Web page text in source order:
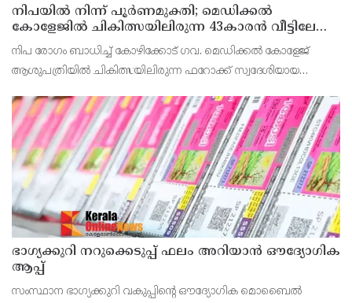
നിപയിൽ നിന്ന് പൂർണമുക്തി; മെഡിക്കൽ
കോളേജിൽ ചികിത്സയിലിരുന്ന 43കാരൻ വീട്ടിലേക്ക്
മടങ്ങി
നിപ രോഗം ബാധിച്ച് കോഴിക്കോട് ഗവ. മെഡിക്കൽ കോളേജ്
ആശുപത്രിയിൽ ചികിത്സയിലിരുന്ന ഫറോക്ക് സ്വദേശിയായ
ഭാഗ്യക്കുറി നറുക്കെടുപ്പ് ഫലം അറിയാൻ ഔദ്യോഗിക
ആപ്പ്
സംസ്ഥാന ഭാഗ്യക്കുറി വകുപ്പിന്റെ ഔദ്യോഗിക മൊബൈൽ